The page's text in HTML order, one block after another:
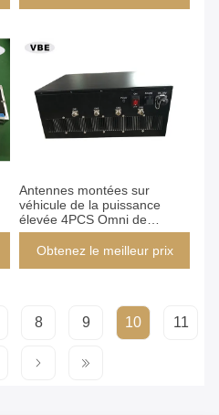
Antennes montées sur
véhicule de la puissance
élevée 4PCS Omni de
brouilleurs de bombe de
convoi pour des militaires
Obtenez le meilleur prix
8 9 10 11